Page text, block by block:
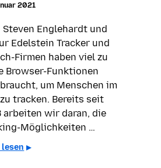
2021
Steven Englehardt und
Edelstein Tracker und
Firmen haben viel zu
Browser-Funktionen
um Menschen im
tracken. Bereits seit
arbeiten wir daran, die
Möglichkeiten …